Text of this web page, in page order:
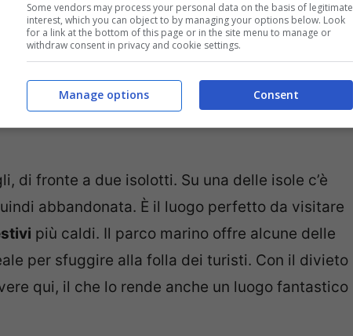
giorno in quel di Napoli, ti consigliamo di
di fronte a due isolotti. Su una delle isole c’è
abbandonata. È il luogo perfetto da visitare
più caldi. Il parco marino offre alcune delle
per sfuggire alla folla dei turisti. Con il divieto
qui, il che lo rende anche un luogo fantastico
Some vendors may process your personal data on the basis of legitimate
interest, which you can object to by managing your options below. Look
for a link at the bottom of this page or in the site menu to manage or
withdraw consent in privacy and cookie settings.
Consent
Manage options